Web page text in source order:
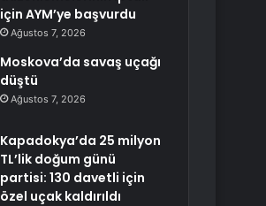
için AYM’ye başvurdu
Ağustos 7, 2026
Moskova’da savaş uçağı
düştü
Ağustos 7, 2026
Kapadokya’da 25 milyon
TL’lik doğum günü
partisi: 130 davetli için
özel uçak kaldırıldı